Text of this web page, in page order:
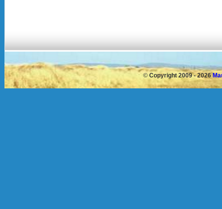
© Copyright 2009 - 2026